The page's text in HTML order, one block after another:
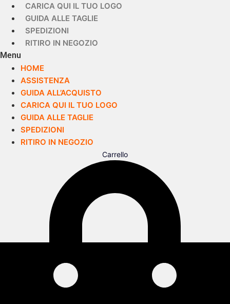
CARICA QUI IL TUO LOGO
GUIDA ALLE TAGLIE
SPEDIZIONI
RITIRO IN NEGOZIO
Menu
HOME
ASSISTENZA
GUIDA ALL’ACQUISTO
CARICA QUI IL TUO LOGO
GUIDA ALLE TAGLIE
SPEDIZIONI
RITIRO IN NEGOZIO
Carrello